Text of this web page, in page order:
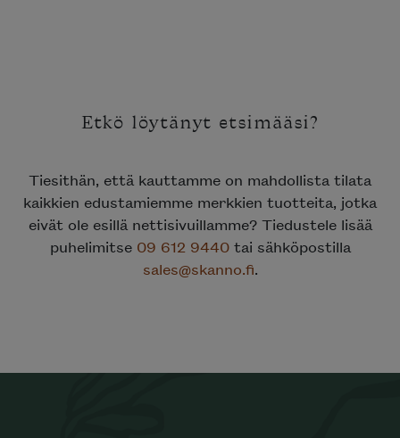
Etkö löytänyt etsimääsi?
Tiesithän, että kauttamme on mahdollista tilata
kaikkien edustamiemme merkkien tuotteita, jotka
eivät ole esillä nettisivuillamme? Tiedustele lisää
puhelimitse 09 612 9440tai sähköpostilla
sales@skanno.fi.